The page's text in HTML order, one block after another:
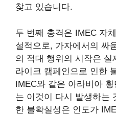
찾고 있습니다.
두 번째 충격은 IMEC 자
설적으로, 가자에서의 싸
의 적대 행위의 시작은 실
라이크 캠페인으로 인한
IMEC와 같은 아라비아
는 이것이 다시 발생하는
한 불확실성은 인도가